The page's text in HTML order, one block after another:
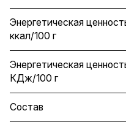
Энергетическая
ккал/100 г
Энергетическая
КДж/100 г
Состав